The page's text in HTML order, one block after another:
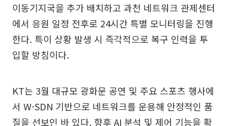
이동기지국을 추가 배치하고 과천 네트워크 관제센터
에서 응원 일정 전후로 24시간 특별 모니터링을 진행
한다. 특이 상황 발생 시 즉각적으로 복구 인력을 투
입할 방침이다.
KT는 3월 대규모 광화문 공연 및 주요 스포츠 행사에
서 W-SDN 기반으로 네트워크를 운용해 안정적인 품
질을 선보인 바 있다. 향후 AI 분석 및 제어 기능을 확